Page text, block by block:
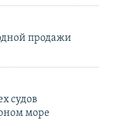
продажи
судов
море